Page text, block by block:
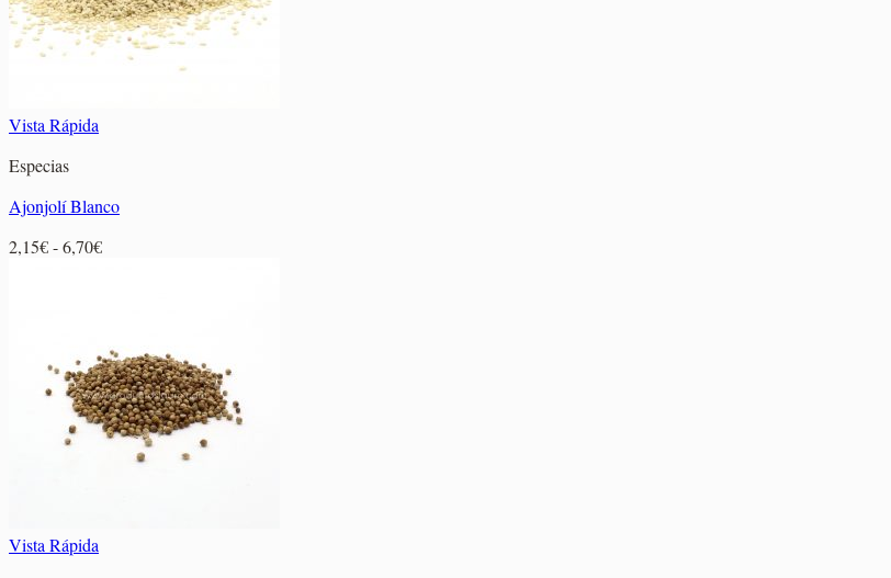
Vista Rápida
Especias
Ajonjolí Blanco
2,15€-6,70€Rango
hasta
6,70€
Vista Rápida